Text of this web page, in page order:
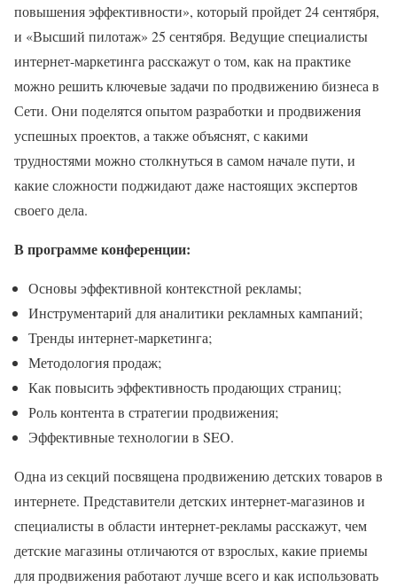
повышения эффективности», который пройдет 24 сентября,
и «Высший пилотаж» 25 сентября. Ведущие специалисты
интернет-маркетинга расскажут о том, как на практике
можно решить ключевые задачи по продвижению бизнеса в
Сети. Они поделятся опытом разработки и продвижения
успешных проектов, а также объяснят, с какими
трудностями можно столкнуться в самом начале пути, и
какие сложности поджидают даже настоящих экспертов
своего дела.
В программе конференции:
Основы эффективной контекстной рекламы;
Инструментарий для аналитики рекламных кампаний;
Тренды интернет-маркетинга;
Методология продаж;
Как повысить эффективность продающих страниц;
Роль контента в стратегии продвижения;
Эффективные технологии в SEO.
Одна из секций посвящена продвижению детских товаров в
интернете. Представители детских интернет-магазинов и
специалисты в области интернет-рекламы расскажут, чем
детские магазины отличаются от взрослых, какие приемы
для продвижения работают лучше всего и как использовать